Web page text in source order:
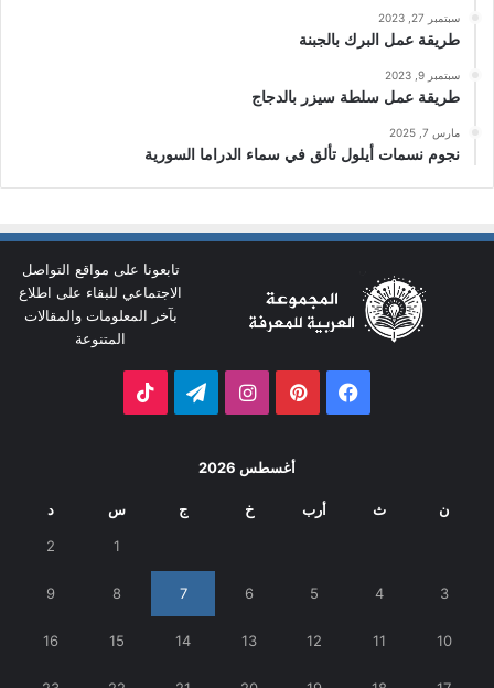
سبتمبر 27, 2023
طريقة عمل البرك بالجبنة
سبتمبر 9, 2023
طريقة عمل سلطة سيزر بالدجاج
مارس 7, 2025
نجوم نسمات أيلول تألق في سماء الدراما السورية
تابعونا على مواقع التواصل
الاجتماعي للبقاء على اطلاع
بآخر المعلومات والمقالات
المتنوعة
فيسبوك بينتيريستانستقرامتيلقرام
أغسطس 2026
ن ث أرب خ ج س د
1
2
3
4
5
6
7
8
9
10
11
12
13
14
15
16